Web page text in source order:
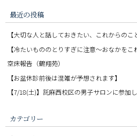
最近の投稿
【大切な人と話しておきたい、これからのこ
【冷たいもののとりすぎに注意〜おなかをこ
空床報告（鶴翔苑）
【お盆休診前後は混雑が予想されます】
【7/18(土)】託麻西校区の男子サロンに参加
カテゴリー